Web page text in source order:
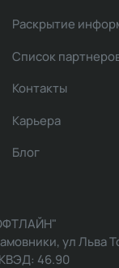
Раскрытие
Список
Контакты
Карьера
Блог
ул Льва
46.90